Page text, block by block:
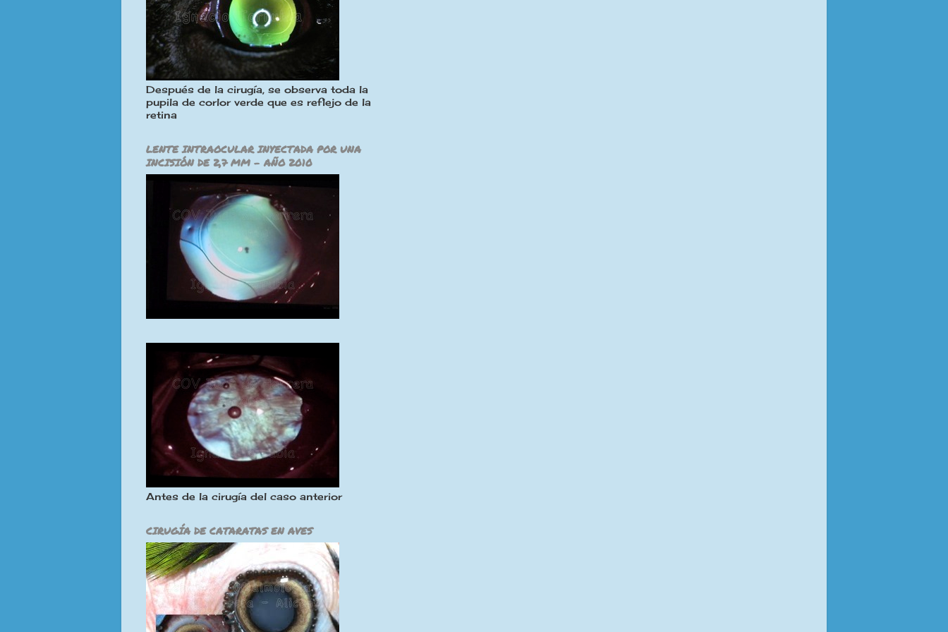
Después de la cirugía, se observa toda la
pupila de corlor verde que es reflejo de la
retina
LENTE INTRAOCULAR INYECTADA POR UNA
INCISIÓN DE 2,7 MM - AÑO 2010
Antes de la cirugía del caso anterior
CIRUGÍA DE CATARATAS EN AVES